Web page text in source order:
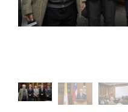
Funcionarios
Alumni